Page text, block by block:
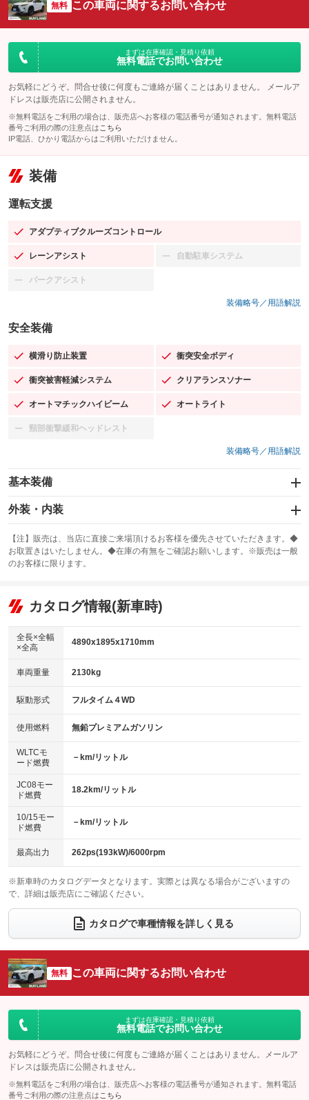
無料 この車両に関するお問い合わせ
まずは在庫確認・見積り依頼
無料電話でお問い合わせ
お気軽にどうぞ。問合せ後に何度もご連絡が届くことはありません。 メールア
ドレスは販売店に公開されません。
※無料電話をご利用の場合は、販売店へお客様の電話番号が通知されます。無料電話
番号ご利用の際の注意点は こちら
IP電話、ひかり電話からはご利用いただけません。
装備
運転支援
アダプティブクルーズコントロール
：装備あり
レーンアシスト
：装備あり 自動駐車システム
：装備なし
パークアシスト
：装備なし
装備略号／用語解説
安全装備
横滑り防止装置
：装備あり 衝突安全ボディ
：装備あり
衝突被害軽減システム
：装備あり クリアランスソナー
：装備あり
オートマチックハイビーム
：装備あり オートライト
：装備あり
頸部衝撃緩和ヘッドレスト
：装備なし
装備略号／用語解説
基本装備
エアバッグ：運転席/助手席/サイド
：装備あり
：装備なし
サンルーフ
：装備あり ABS
リフトアップ
：装備なし
：装備なし
パワーウィンドウ
アイドリングストップ
：装備なし
USB入力端子
：装備あり
100V電源
：装備なし
センターデフロック
：装備なし
電動格納ミラー
：装備あり
外装・内装
カーナビ：メモリーナビ他
：装備あり
TV：フルセグ
：装備あり
ビジュアル：-／DVD再生
：装備あり
アルミホイール：20インチ
：装備あり
HID(キセノンライト)
バックカメラ
エアロ
：装備なし
ローダウン
：装備なし
ベンチシート
：装備なし
チップアップシート
：装備なし
電動格納サードシート
：装備なし シートヒーター
：装備あり
ウォークスルー
電動リアゲート フロントカメラ
：装備あり
シートエアコン
：装備あり 全周囲カメラ
：装備あり
サイドカメラ
：装備あり ルーフレール
：装備なし
エアサスペンション ヘッドライトウォッシャー
【注】販売は、当店に直接ご来場頂けるお客様を優先させていただきます。◆
お取置きはいたしません。◆在庫の有無をご確認お願いします。※販売は一般
のお客様に限ります。
カタログ情報(新車時)
全長×全幅
×全高
4890x1895x1710mm
車両重量 2130kg
駆動形式 フルタイム４WD
使用燃料 無鉛プレミアムガソリン
WLTCモ
ード燃費
－km/リットル
JC08モー
ド燃費
18.2km/リットル
10/15モー
ド燃費
－km/リットル
最高出力 262ps(193kW)/6000rpm
※新車時のカタログデータとなります。実際とは異なる場合がございますの
で、詳細は販売店にご確認ください。
カタログで車種情報を詳しく見る
無料 この車両に関するお問い合わせ
まずは在庫確認・見積り依頼
無料電話でお問い合わせ
お気軽にどうぞ。問合せ後に何度もご連絡が届くことはありません。メールア
ドレスは販売店に公開されません。
※無料電話をご利用の場合は、販売店へお客様の電話番号が通知されます。無料電話
番号ご利用の際の注意点は こちら